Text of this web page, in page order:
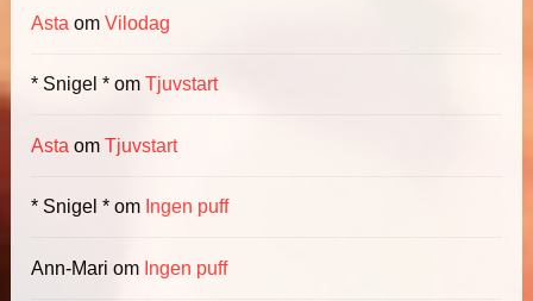
Asta omVilodag
* Snigel * omTjuvstart
Asta omTjuvstart
* Snigel * om Ingen puff
Ann-Mari om Ingen puff